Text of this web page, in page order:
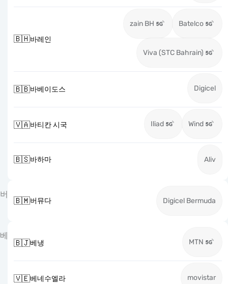
🇧🇭바레인
zain BH Batelco
Viva (STC Bahrain)
🇧🇧바베이도스 Digicel
🇻🇦바티칸 시국 Iliad Wind
🇧🇸바하마 Aliv
버
🇧🇲버뮤다 Digicel Bermuda
베
🇧🇯베냉 MTN
🇻🇪베네수엘라 movistar